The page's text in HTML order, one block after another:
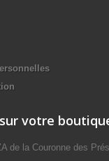
votre
de la Couronne des